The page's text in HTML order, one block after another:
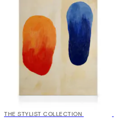
30%*
THE STYLIST COLLECTION